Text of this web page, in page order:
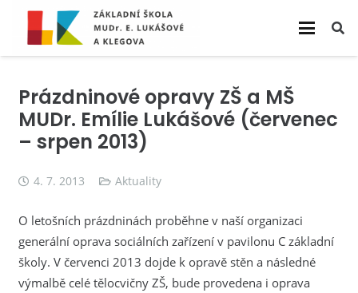
Prázdninové opravy ZŠ a MŠ
MUDr. Emílie Lukášové (červenec
– srpen 2013)
4. 7. 2013 Aktuality
O letošních prázdninách proběhne v naší organizaci
generální oprava sociálních zařízení v pavilonu C základní
školy. V červenci 2013 dojde k opravě stěn a následné
výmalbě celé tělocvičny ZŠ, bude provedena i oprava